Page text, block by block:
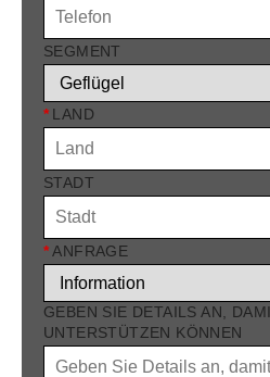
SEGMENT
* LAND
STADT
* ANFRAGE
GEBEN SIE DETAILS AN,
UNTERSTÜTZEN KÖNNEN